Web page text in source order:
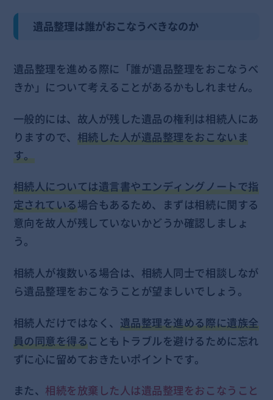
遺品整理は誰がおこなうべきなのか
遺品整理を進める際に「誰が遺品整理をおこなうべ
きか」について考えることがあるかもしれません。
一般的には、故人が残した遺品の権利は相続人にあ
りますので、 相続した人が遺品整理をおこないま
す。
相続人については遺言書やエンディングノートで指
定されている場合もあるため、まずは相続に関する
意向を故人が残していないかどうか確認しましょ
う。
相続人が複数いる場合は、相続人同士で相談しなが
ら遺品整理をおこなうことが望ましいでしょう。
相続人だけではなく、 遺品整理を進める際に遺族全
員の同意を得ることもトラブルを避けるために忘れ
ずに心に留めておきたいポイントです。
また、 相続を放棄した人は遺品整理をおこなうこと